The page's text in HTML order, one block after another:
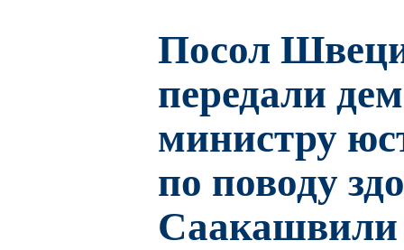
Посол
передали
министру
по поводу
Саакашвили